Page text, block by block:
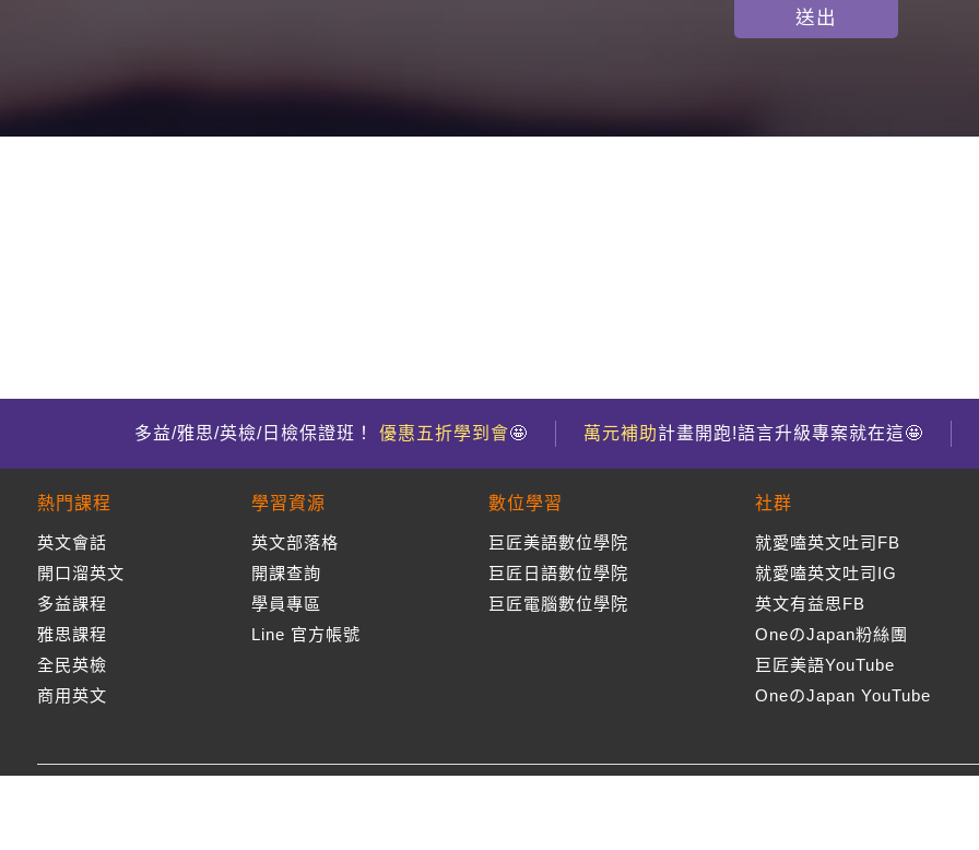
多益/雅思/英檢/日檢保證班！ 優惠五折學到會🤩 萬元補助計畫開跑!語言升級專案就在這🤩
熱門課程
英文會話
開口溜英文
多益課程
雅思課程
全民英檢
商用英文
學習資源
英文部落格
開課查詢
學員專區
Line 官方帳號
數位學習
巨匠美語數位學院
巨匠日語數位學院
巨匠電腦數位學院
社群
就愛嗑英文吐司FB
就愛嗑英文吐司IG
英文有益思FB
OneのJapan粉絲團
巨匠美語YouTube
OneのJapan YouTube